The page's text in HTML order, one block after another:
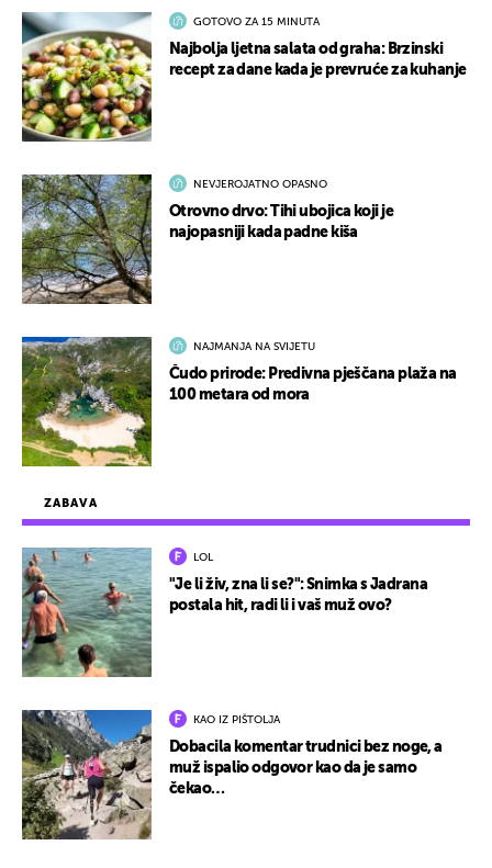
ZABAVA
LOL
"Je li živ, zna li se?": Snimka s Jadrana
postala hit, radi li i vaš muž ovo?
KAO IZ PIŠTOLJA
Dobacila komentar trudnici bez noge, a
muž ispalio odgovor kao da je samo
čekao…
GOTOVO ZA 15 MINUTA
Najbolja ljetna salata od graha: Brzinski
recept za dane kada je prevruće za kuhanje
NEVJEROJATNO OPASNO
Otrovno drvo: Tihi ubojica koji je
najopasniji kada padne kiša
NAJMANJA NA SVIJETU
Čudo prirode: Predivna pješčana plaža na
100 metara od mora